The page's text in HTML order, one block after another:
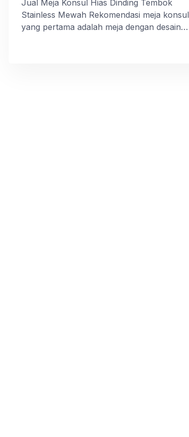
Jual Meja Konsul Hias Dinding Tembok
Stainless Mewah Rekomendasi meja konsul
yang pertama adalah meja dengan desain